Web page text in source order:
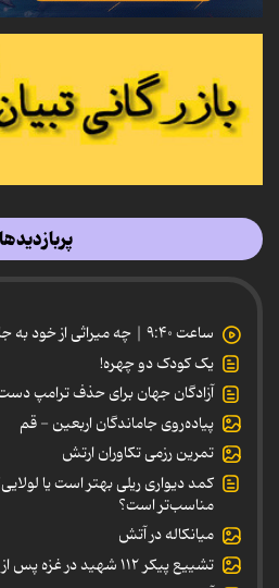
پربازدیدها
ساعت ۹:۴۰ | چه میراثی از خود به جای گذاشت؟
یک کودک دو چهره!
آزادگان جهان برای حذف ترامپ
پیاده‌روی جاماندگان اربعین - قم
تمرین رزمی تکاوران ارتش
کمد دیواری ریلی بهتر است یا
مناسب‌تر است؟
میانکاله در آتش
تشییع پیکر ۱۱۲ شهید در غزه پس از ۳ سال زیر آوار ماندن